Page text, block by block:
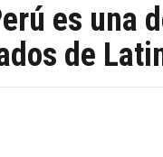
es una
de